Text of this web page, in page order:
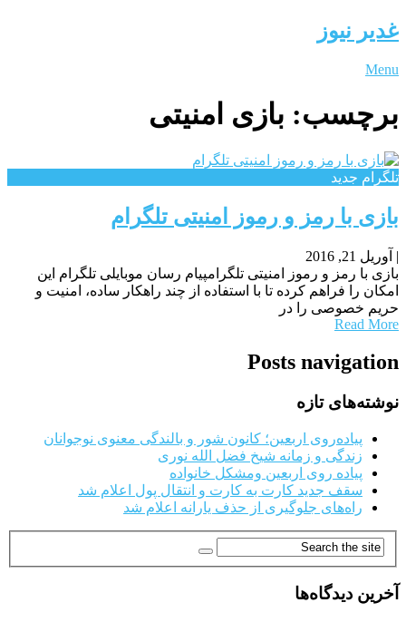
غدیر نیوز
Menu
برچسب: بازی امنیتی
تلگرام جدید
بازی با رمز و رموز امنیتی تلگرام
| آوریل 21, 2016
بازی با رمز و رموز امنیتی تلگرامپیام رسان موبایلی تلگرام این
امکان را فراهم کرده تا با استفاده از چند راهکار ساده، امنیت و
حریم خصوصی را در
Read More
Posts navigation
نوشته‌های تازه
پیاده‌روی اربعین؛ کانون شور و بالندگی معنوی نوجوانان
زندگی و زمانه شیخ فضل الله نوری
پیاده روی اربعین ومشکل خانواده
سقف جدید کارت به کارت و انتقال پول اعلام شد
راه‌های جلوگیری از حذف یارانه اعلام شد
آخرین دیدگاه‌ها